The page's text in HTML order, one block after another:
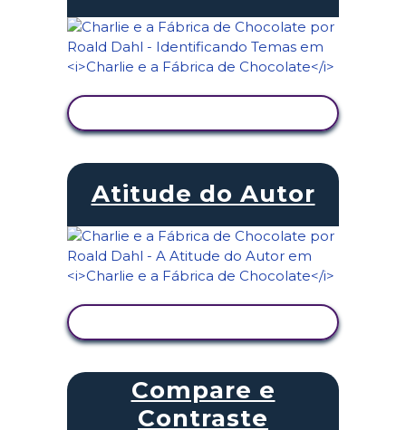
Atitude do Autor
Compare e
Contraste